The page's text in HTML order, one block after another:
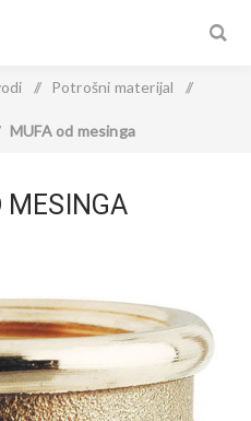
/ Potrošni materijal /
MUFA od mesinga
MESINGA